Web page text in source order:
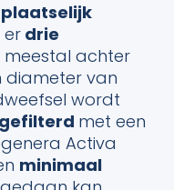
plaatselijk
er drie
meestal achter
diameter van
wordt
met een
Activa
minimaal